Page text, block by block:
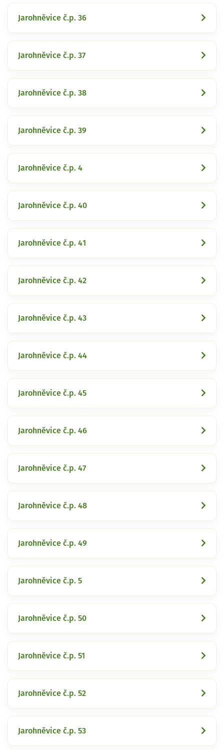
Jarohněvice č.p. 36
Jarohněvice č.p. 37
Jarohněvice č.p. 38
Jarohněvice č.p. 39
Jarohněvice č.p. 4
Jarohněvice č.p. 40
Jarohněvice č.p. 41
Jarohněvice č.p. 42
Jarohněvice č.p. 43
Jarohněvice č.p. 44
Jarohněvice č.p. 45
Jarohněvice č.p. 46
Jarohněvice č.p. 47
Jarohněvice č.p. 48
Jarohněvice č.p. 49
Jarohněvice č.p. 5
Jarohněvice č.p. 50
Jarohněvice č.p. 51
Jarohněvice č.p. 52
Jarohněvice č.p. 53